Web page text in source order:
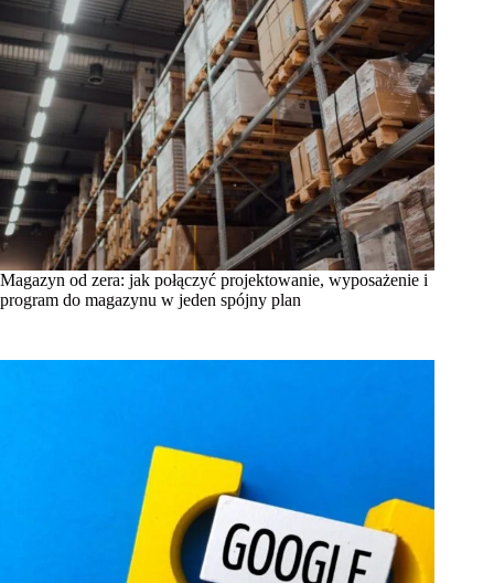
Magazyn od zera: jak połączyć projektowanie, wyposażenie i
program do magazynu w jeden spójny plan